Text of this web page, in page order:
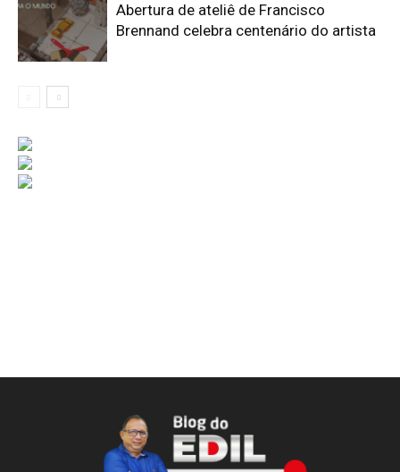
Abertura de ateliê de Francisco
Brennand celebra centenário do artista